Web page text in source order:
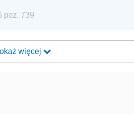
poz. 739
więcej